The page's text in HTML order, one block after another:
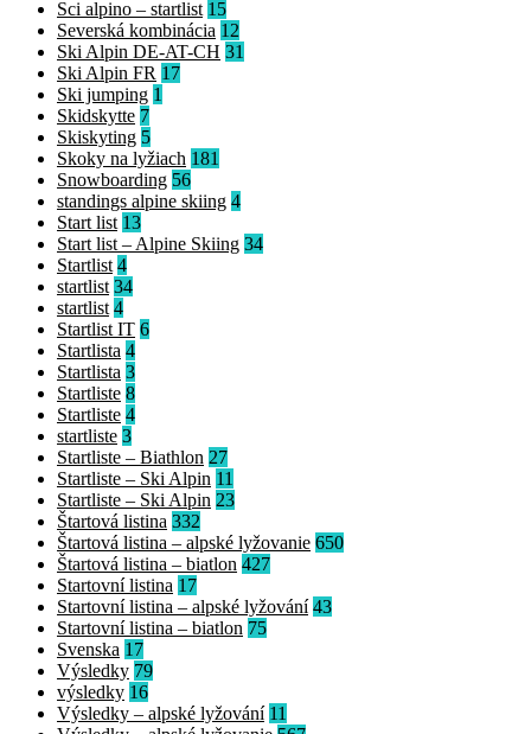
Sci alpino – startlist 15
Severská kombinácia 12
Ski Alpin DE-AT-CH 31
Ski Alpin FR 17
Ski jumping 1
Skidskytte 7
Skiskyting 5
Skoky na lyžiach 181
Snowboarding 56
standings alpine skiing 4
Start list 13
Start list – Alpine Skiing 34
Startlist 4
startlist 34
startlist 4
Startlist IT 6
Startlista 4
Startlista 3
Startliste 8
Startliste 4
startliste 3
Startliste – Biathlon 27
Startliste – Ski Alpin 11
Startliste – Ski Alpin 23
Štartová listina 332
Štartová listina – alpské lyžovanie 650
Štartová listina – biatlon 427
Startovní listina 17
Startovní listina – alpské lyžování 43
Startovní listina – biatlon 75
Svenska 17
Výsledky 79
výsledky 16
Výsledky – alpské lyžování 11